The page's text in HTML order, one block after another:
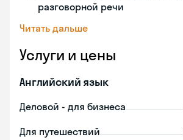
разговорной речи
Читать дальше
Услуги и цены
Английский язык
Деловой - для бизнеса
Для путешествий